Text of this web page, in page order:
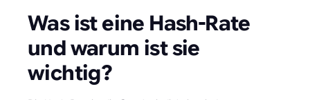
Was ist eine Hash-Rate
und warum ist sie
wichtig?